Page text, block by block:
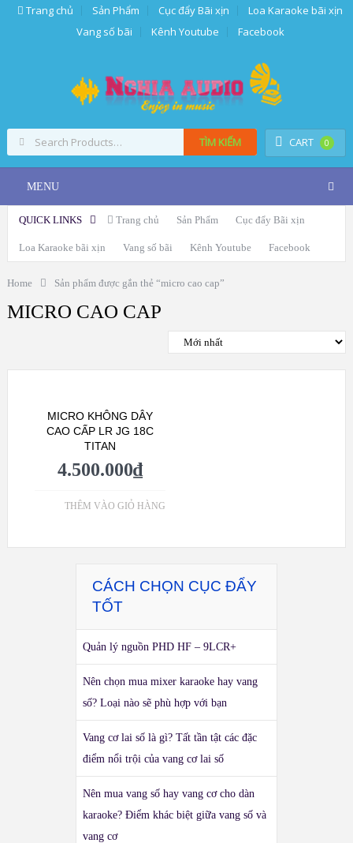
Trang chủ Sản Phẩm Cục đẩy Bãi xịn
Loa Karaoke bãi xịn
Vang số bãi
Kênh Youtube Facebook
CART 0
TÌM KIẾM
MENU
QUICK LINKS Trang chủ Sản Phẩm Cục đẩy Bãi xịn
Loa Karaoke bãi xịn Vang số bãi Kênh Youtube Facebook
Home Sản phẩm được gắn thẻ “micro cao cap”
MICRO CAO CAP
MICRO KHÔNG DÂY
CAO CẤP LR JG 18C
TITAN
4.500.000₫
THÊM VÀO GIỎ HÀNG
CÁCH CHỌN CỤC ĐẨY
TỐT
Quản lý nguồn PHD HF – 9LCR+
Nên chọn mua mixer karaoke hay vang
số? Loại nào sẽ phù hợp với bạn
Vang cơ lai số là gì? Tất tần tật các đặc
điểm nổi trội của vang cơ lai số
Nên mua vang số hay vang cơ cho dàn
karaoke? Điểm khác biệt giữa vang số và
vang cơ